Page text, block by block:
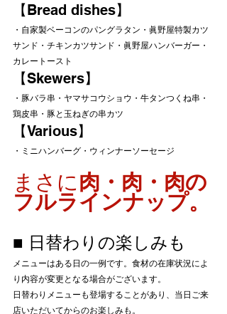
【Bread dishes】
・自家製ベーコンのパングラタン・眞野屋特製カツ
サンド・チキンカツサンド・眞野屋ハンバーガー・
カレートースト
【Skewers】
・豚バラ串・ヤマサコウショウ・牛タンつくね串・
鶏皮串・豚と玉ねぎの串カツ
【Various】
・ミニハンバーグ・ウィンナーソーセージ
まさに肉・肉・肉の
フルラインナップ。
■ 日替わりの楽しみも
メニューはある日の一例です。食材の在庫状況によ
り内容が変更となる場合がございます。
日替わりメニューも登場することがあり、当日ご来
店いただいてからのお楽しみも。